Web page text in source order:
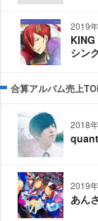
2019
シン
合算アルバム売上
2018
2019
あん